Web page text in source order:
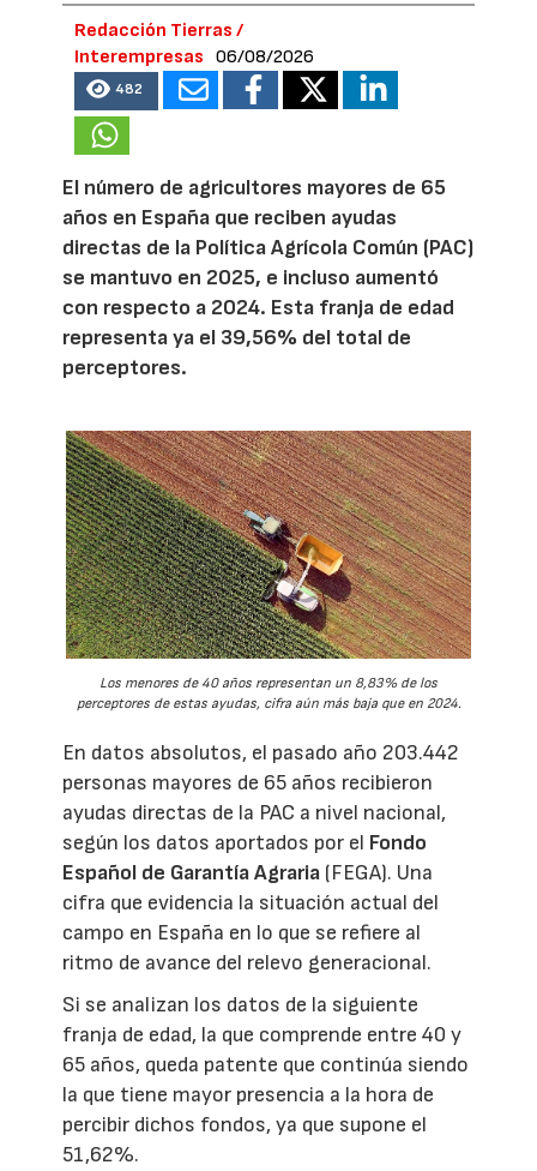
Redacción Tierras /
Interempresas
06/08/2026
482
El número de agricultores mayores de 65
años en España que reciben ayudas
directas de la Política Agrícola Común (PAC)
se mantuvo en 2025, e incluso aumentó
con respecto a 2024. Esta franja de edad
representa ya el 39,56% del total de
perceptores.
Los menores de 40 años representan un 8,83% de los
perceptores de estas ayudas, cifra aún más baja que en 2024.
En datos absolutos, el pasado año 203.442
personas mayores de 65 años recibieron
ayudas directas de la PAC a nivel nacional,
según los datos aportados por el Fondo
Español de Garantía Agraria (FEGA). Una
cifra que evidencia la situación actual del
campo en España en lo que se refiere al
ritmo de avance del relevo generacional.
Si se analizan los datos de la siguiente
franja de edad, la que comprende entre 40 y
65 años, queda patente que continúa siendo
la que tiene mayor presencia a la hora de
percibir dichos fondos, ya que supone el
51,62%.